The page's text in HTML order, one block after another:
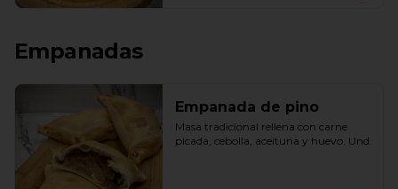
Empanadas
Empanada de pino
Masa tradicional rellena con carne
picada, cebolla, aceituna y huevo. Und.